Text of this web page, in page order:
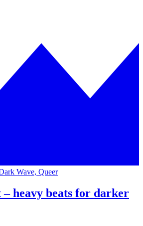
Wave, Queer
heavy beats for darker